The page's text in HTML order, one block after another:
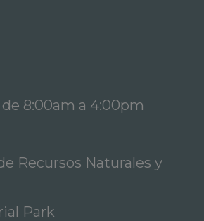
8:00am a 4:00pm
Recursos Naturales y
Park